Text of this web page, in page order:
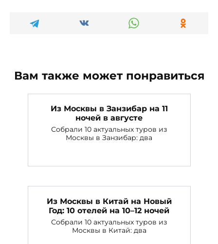
Вам также может понравиться
Из Москвы в Занзибар на 11
ночей в августе
Собрали 10 актуальных туров из
Москвы в Занзибар: два
Из Москвы в Китай на Новый
Год: 10 отелей на 10–12 ночей
Собрали 10 актуальных туров из
Москвы в Китай: два